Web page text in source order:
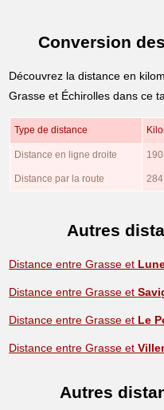
Conversion
Découvrez la distance en
Grasse et Échirolles dans ce
Type de distance
Distance en ligne droite
Distance par la route
Autres
Distance entre Grasse et
Distance entre Grasse et
Distance entre Grasse et Le
Distance entre Grasse et
Autres